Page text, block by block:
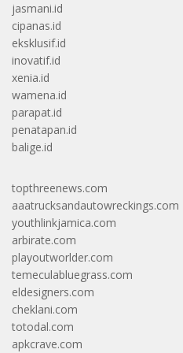
jasmani.id
cipanas.id
eksklusif.id
inovatif.id
xenia.id
wamena.id
parapat.id
penatapan.id
balige.id
topthreenews.com
aaatrucksandautowreckings.com
youthlinkjamica.com
arbirate.com
playoutworlder.com
temeculabluegrass.com
eldesigners.com
cheklani.com
totodal.com
apkcrave.com